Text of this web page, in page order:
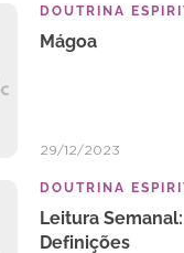
DOUTRINA
Mágoa
29/12/2023
DOUTRINA
Leitura
Definições